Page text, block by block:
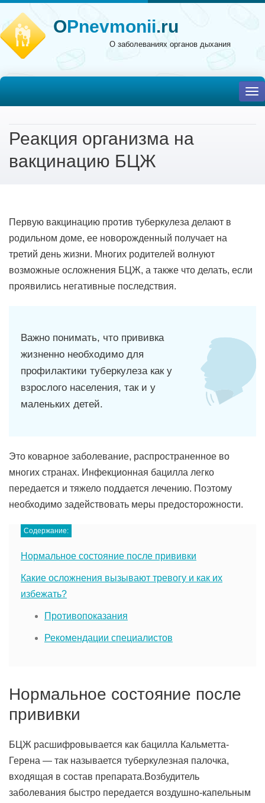
OPnevmonii.ru
О заболеваниях органов дыхания
Реакция организма на
вакцинацию БЦЖ
Первую вакцинацию против туберкулеза делают в
родильном доме, ее новорожденный получает на
третий день жизни. Многих родителей волнуют
возможные осложнения БЦЖ, а также что делать, если
проявились негативные последствия.
Важно понимать, что прививка
жизненно необходимо для
профилактики туберкулеза как у
взрослого населения, так и у
маленьких детей.
Это коварное заболевание, распространенное во
многих странах. Инфекционная бацилла легко
передается и тяжело поддается лечению. Поэтому
необходимо задействовать меры предосторожности.
Содержание:
Нормальное состояние после прививки
Какие осложнения вызывают тревогу и как их
избежать?
Противопоказания
Рекомендации специалистов
Нормальное состояние после
прививки
БЦЖ расшифровывается как бацилла Кальметта-
Герена — так называется туберкулезная палочка,
входящая в состав препарата.Возбудитель
заболевания быстро передается воздушно-капельным